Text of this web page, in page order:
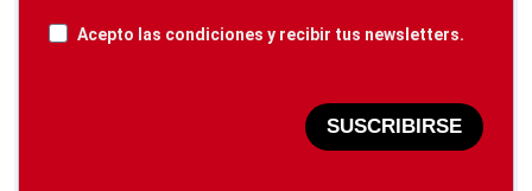
Acepto las condiciones y recibir tus newsletters.
SUSCRIBIRSE